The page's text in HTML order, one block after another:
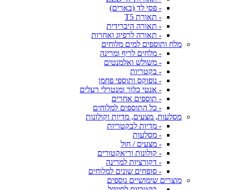
- פסי לד (בארים)
- תאורת T5
- תאורה היברידית
- תאורה לרפיוג ואחרות
מלח ותוספים למים מלוחים
- מלחים לריף ומרינה
- משולש ואלמנטים
- בקטריות
- נופוקס ותוספי פחמן
- אנטי כלור ומנטרלי רעלים
- תוספים אחרים
- כל התוספים למלוחים
מסלעות, מצעים, מדיות וקולונות
- מדיות לבקטריות
- מסלעות
- מצעים / חול
- קולונות וריאקטורים
- דקורציות למרינה
- סופחים שונים למלוחים
מוצרים שימושיים נוספים